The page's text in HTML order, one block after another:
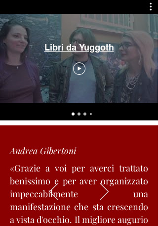
Libri da Yuggoth
Andrea Gibertoni
«Grazie a voi per averci trattato
benissimo e per aver organizzato
impeccabilmente una
manifestazione che sta crescendo
a vista d'occhio. Il migliore augurio